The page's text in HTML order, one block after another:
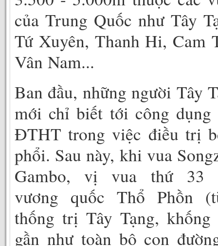
của Trung Quốc như Tây
Tứ Xuyên, Thanh Hi, Cam
Vân Nam...
Ban đầu, những người Tây
mới chỉ biết tới công dụng
ĐTHT trong việc điều trị
phổi. Sau này, khi vua
Gambo, vị vua thứ 33
vương quốc Thổ Phồn
thống trị Tây Tạng, khống
gần như toàn bộ con